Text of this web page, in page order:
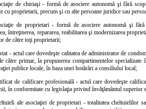
de chiriaşi - formă de asociere autonomă şi fără
cu proprietarii, precum şi cu alte persoane juridice sau
de proprietari - formă de asociere autonomă şi
întreţinerea, repararea, reabilitarea şi modernizarea
de către toţi proprietarii;
- actul care dovedeşte calitatea de administrator de
către primar, la propunerea compartimentelor
publice locale, în baza unei hotărâri a consiliului local;
de calificare profesională - actul care dovedeşte
în conformitate cu legislaţia privind învăţământul superior
ale asociaţiei de proprietari - totalitatea cheltuielilor